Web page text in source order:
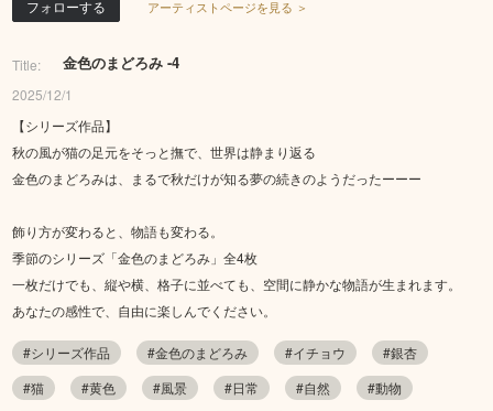
フォローする アーティストページを見る ＞
Title: 金色のまどろみ -4
2025/12/1
【シリーズ作品】
秋の風が猫の足元をそっと撫で、世界は静まり返る
金色のまどろみは、まるで秋だけが知る夢の続きのようだったーーー
飾り方が変わると、物語も変わる。
季節のシリーズ「金色のまどろみ」全4枚
一枚だけでも、縦や横、格子に並べても、空間に静かな物語が生まれます。
あなたの感性で、自由に楽しんでください。
#シリーズ作品 #金色のまどろみ #イチョウ
#銀杏
#猫
#黄色 #風景 #日常 #自然
#動物